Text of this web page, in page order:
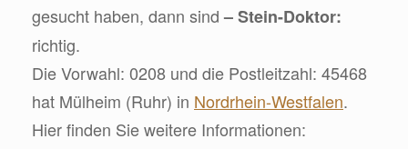
gesucht haben, dann sind– Stein-Doktor:
richtig.
Die Vorwahl: 0208 und die Postleitzahl: 45468
hat Mülheim (Ruhr) in Nordrhein-Westfalen.
Hier finden Sie weitere Informationen: